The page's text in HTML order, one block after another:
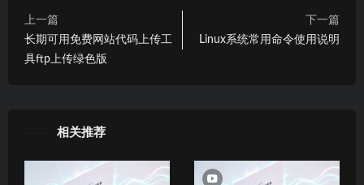
上一篇
长期可用免费网站代码上传工
具ftp上传绿色版
下一篇
Linux系统常用命令使用说明
相关推荐